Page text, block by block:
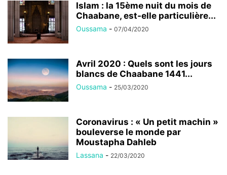
Islam : la 15ème nuit du mois de
Chaabane, est-elle particulière...
Oussama - 07/04/2020
Avril 2020 : Quels sont les jours
blancs de Chaabane 1441...
Oussama - 25/03/2020
Coronavirus : « Un petit machin »
bouleverse le monde par
Moustapha Dahleb
Lassana - 22/03/2020